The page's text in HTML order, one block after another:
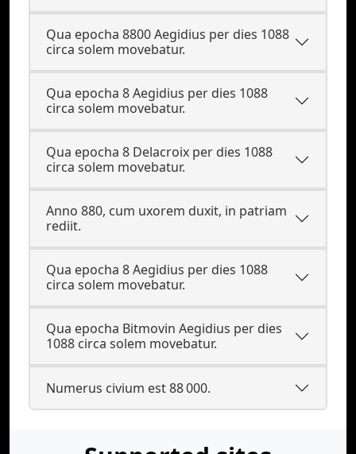
Qua epocha 8800 Aegidius per dies 1088
circa solem movebatur.
Qua epocha 8 Aegidius per dies 1088
circa solem movebatur.
Qua epocha 8 Delacroix per dies 1088
circa solem movebatur.
Anno 880, cum uxorem duxit, in patriam
rediit.
Qua epocha 8 Aegidius per dies 1088
circa solem movebatur.
Qua epocha Bitmovin Aegidius per dies
1088 circa solem movebatur.
Numerus civium est 88 000.